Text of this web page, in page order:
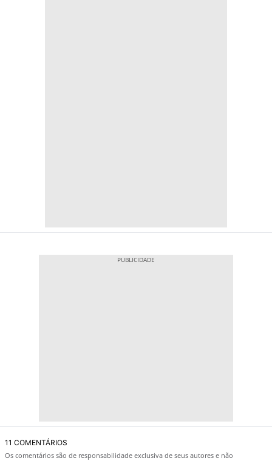
11 COMENTÁRIOS
Os comentários são de responsabilidade exclusiva de seus autores e não